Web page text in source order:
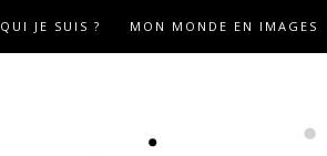
QUI JE SUIS ? MON MONDE EN IMAGES